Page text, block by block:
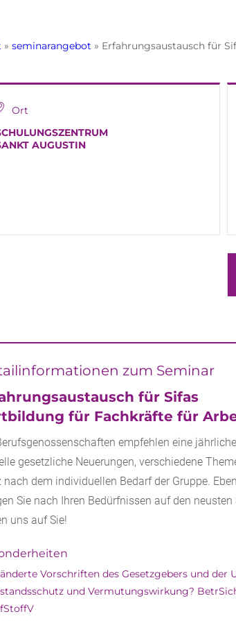
» seminarangebot » Erfahrungsaustausch für
Ort
AUGUSTIN
zum Seminar
für Sifas
für Fachkräfte für
empfehlen eine
gesetzliche Neuerungen, verschiedene
nach dem individuellen Bedarf der Gruppe.
Sie nach Ihren Bedürfnissen auf den
uns auf Sie!
Vorschriften des Gesetzgebers und
und Vermutungswirkung?